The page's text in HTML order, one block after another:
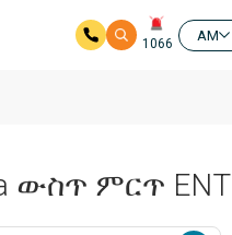
1066
AM
ውስጥ ምርጥ ENT